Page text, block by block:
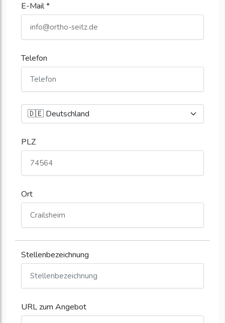
E-Mail *
Telefon
PLZ
Ort
Stellenbezeichnung
URL zum Angebot